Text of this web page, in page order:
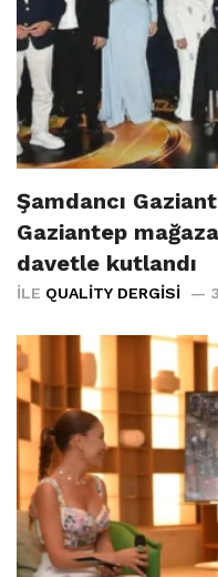
Şamdancı
Gaziantep
davetle kutlandı
İLE QUALITY DERGISI